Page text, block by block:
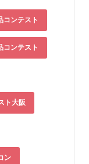
コンテスト
コンテスト
ト大阪
ン